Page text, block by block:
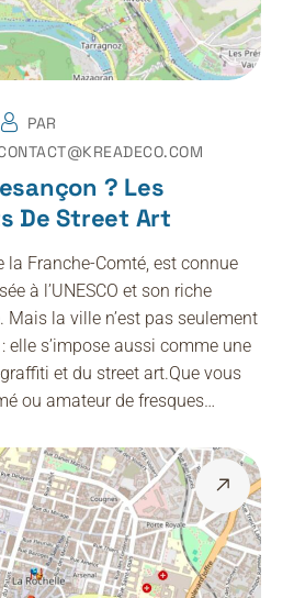
PAR
? Les
De Street Art
la Franche-Comté, est connue
à l’UNESCO et son riche
la ville n’est pas seulement
elle s’impose aussi comme une
et du street art.Que vous
ou amateur de fresques…